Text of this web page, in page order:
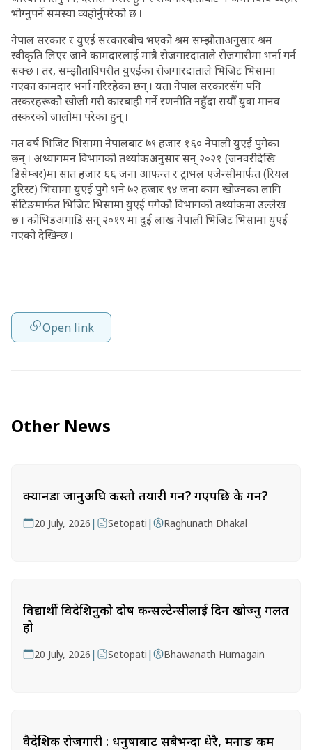
भोग्नुपर्ने समस्या व्यहोर्नुपरेको छ ।
नेपाल सरकार र युएई सरकारबीच भएको श्रम सम्झौताअनुसार श्रम
स्वीकृति लिएर जाने कामदारलाई मात्रै रोजगारदाताले रोजगारीमा भर्ना गर्न
सक्छ । तर, सम्झौताविपरीत युएईका रोजगारदाताले भिजिट भिसामा
गएका कामदार भर्ना गरिरहेका छन् । यता नेपाल सरकारसँग पनि
तस्करहरूकोे खोजी गरी कारबाही गर्ने रणनीति नहुँदा सयौँ युवा मानव
तस्करको जालोमा परेका हुन् ।
गत वर्ष भिजिट भिसामा नेपालबाट ७९ हजार १६० नेपाली युएई पुगेका
छन् । अध्यागमन विभागको तथ्यांकअनुसार सन् २०२१ (जनवरीदेखि
डिसेम्बर)मा सात हजार ६६ जना आफन्त र ट्राभल एजेन्सीमार्फत (रियल
टुरिस्ट) भिसामा युएई पुगे भने ७२ हजार ९४ जना काम खोज्नका लागि
सेटिङमार्फत भिजिट भिसामा युएई पगेकोे विभागको तथ्यांकमा उल्लेख
छ । कोभिडअगाडि सन् २०१९ मा दुई लाख नेपाली भिजिट भिसामा युएई
गएको देखिन्छ ।
Open link
Other News
क्यानडा जानुअघि कस्तो तयारी गर्ने? गएपछि के गर्ने?
20 July, 2026 | Setopati | Raghunath Dhakal
विद्यार्थी विदेशिनुको दोष कन्सल्टेन्सीलाई दिन खोज्नु गलत
हो
20 July, 2026 | Setopati | Bhawanath Humagain
वैदेशिक रोजगारी : धनुषाबाट सबैभन्दा धेरै, मनाङ कम